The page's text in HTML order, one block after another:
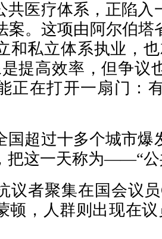
共医疗体系，正陷入
案。这项由阿尔伯
和私立体系执业，
提高效率，但争议
在打开一扇门：
国超过十多个城市爆
把这一天称为——“公
议者聚集在国会议员
顿，人群则出现在议